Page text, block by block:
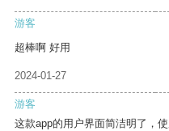
游客
超棒啊 好用
2024-01-27
游客
这款app的用户界面简洁明了，